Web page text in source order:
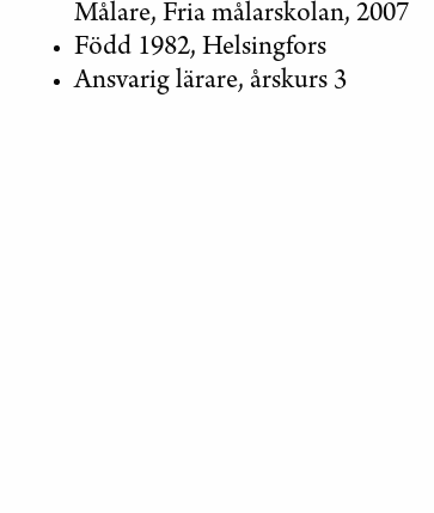
Målare, Fria målarskolan, 2007
Född 1982, Helsingfors
Ansvarig lärare, årskurs 3